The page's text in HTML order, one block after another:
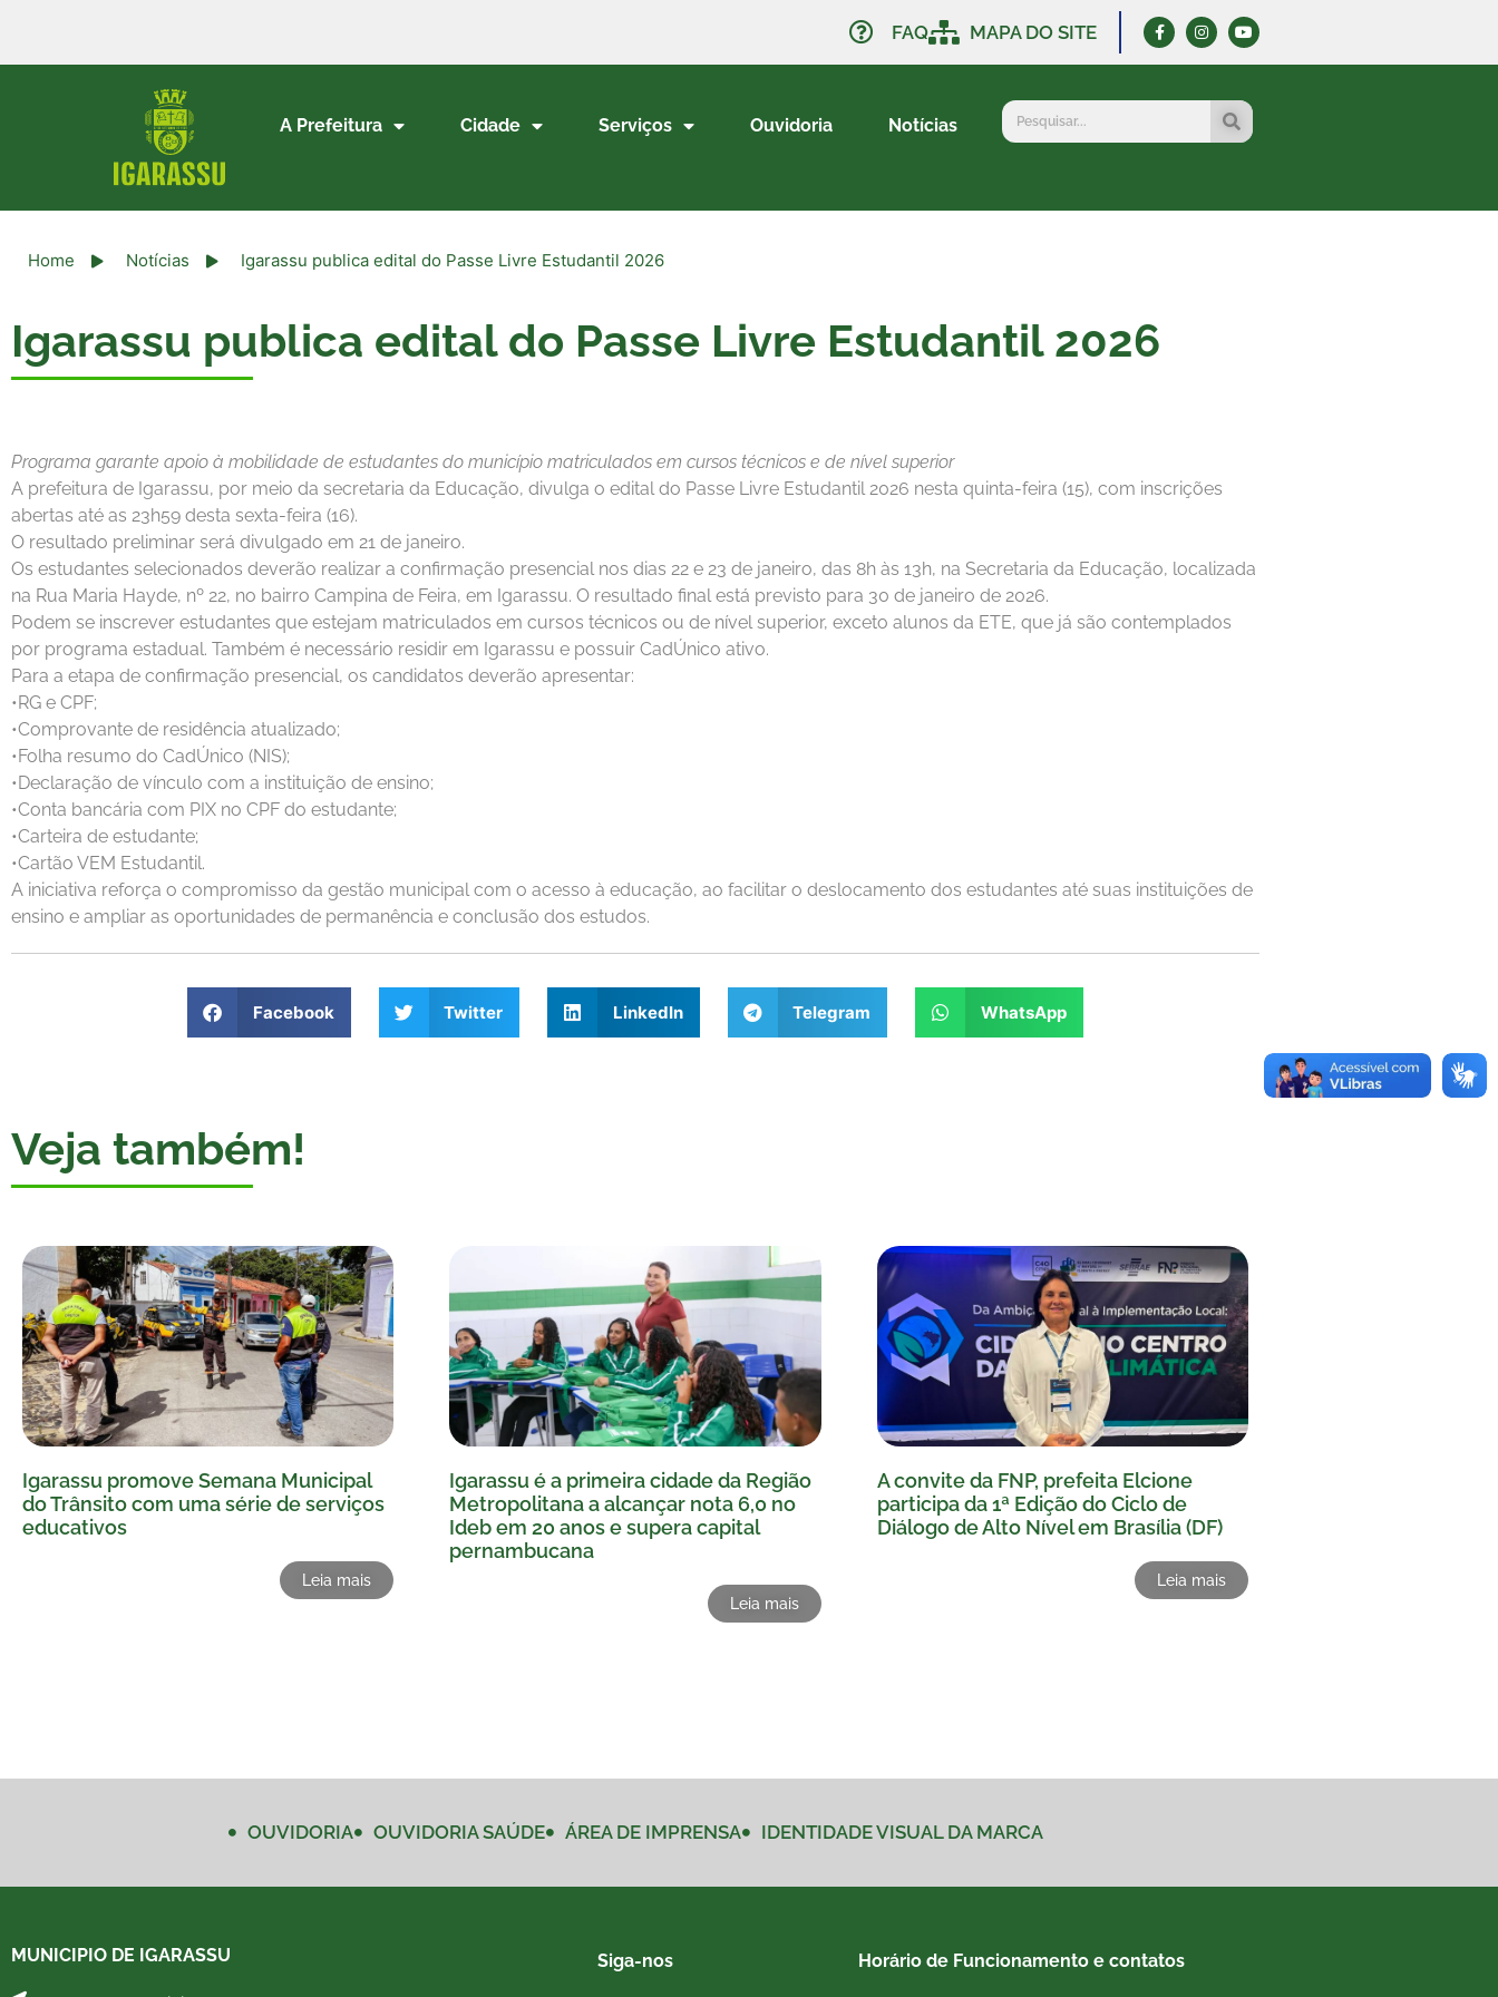
FAQ MAPA DO SITE
A Prefeitura Cidade Serviços Ouvidoria Notícias
Home Notícias Igarassu publica edital do Passe Livre Estudantil 2026
Igarassu publica edital do Passe Livre Estudantil 2026
Programa garante apoio à mobilidade de estudantes do município matriculados em cursos técnicos e de nível superior
A prefeitura de Igarassu, por meio da secretaria da Educação, divulga o edital do Passe Livre Estudantil 2026 nesta quinta-feira (15), com inscrições
abertas até as 23h59 desta sexta-feira (16).
O resultado preliminar será divulgado em 21 de janeiro.
Os estudantes selecionados deverão realizar a confirmação presencial nos dias 22 e 23 de janeiro, das 8h às 13h, na Secretaria da Educação, localizada
na Rua Maria Hayde, nº 22, no bairro Campina de Feira, em Igarassu. O resultado final está previsto para 30 de janeiro de 2026.
Podem se inscrever estudantes que estejam matriculados em cursos técnicos ou de nível superior, exceto alunos da ETE, que já são contemplados
por programa estadual. Também é necessário residir em Igarassu e possuir CadÚnico ativo.
Para a etapa de confirmação presencial, os candidatos deverão apresentar:
•RG e CPF;
•Comprovante de residência atualizado;
•Folha resumo do CadÚnico (NIS);
•Declaração de vínculo com a instituição de ensino;
•Conta bancária com PIX no CPF do estudante;
•Carteira de estudante;
•Cartão VEM Estudantil.
A iniciativa reforça o compromisso da gestão municipal com o acesso à educação, ao facilitar o deslocamento dos estudantes até suas instituições de
ensino e ampliar as oportunidades de permanência e conclusão dos estudos.
Facebook Twitter LinkedIn Telegram WhatsApp
Veja também!
Igarassu promove Semana Municipal
do Trânsito com uma série de serviços
educativos
Leia mais
Igarassu é a primeira cidade da Região
Metropolitana a alcançar nota 6,0 no
Ideb em 20 anos e supera capital
pernambucana
Leia mais
A convite da FNP, prefeita Elcione
participa da 1ª Edição do Ciclo de
Diálogo de Alto Nível em Brasília (DF)
Leia mais
OUVIDORIA OUVIDORIA SAÚDE ÁREA DE IMPRENSA IDENTIDADE VISUAL DA MARCA
MUNICIPIO DE IGARASSU Siga-nos Horário de Funcionamento e contatos